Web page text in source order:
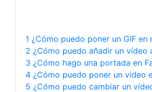
1 ¿Cómo puedo poner un GIF
2 ¿Cómo puedo añadir un vídeo
3 ¿Cómo hago una portada en
4 ¿Cómo puedo poner un vídeo
5 ¿Cómo puedo cambiar un